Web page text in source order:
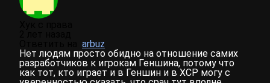
arbuz
Нет людям просто обидно на отношение самих
разработчиков к игрокам Геншина, потому что
как тот, кто играет и в Геншин и в ХСР могу с